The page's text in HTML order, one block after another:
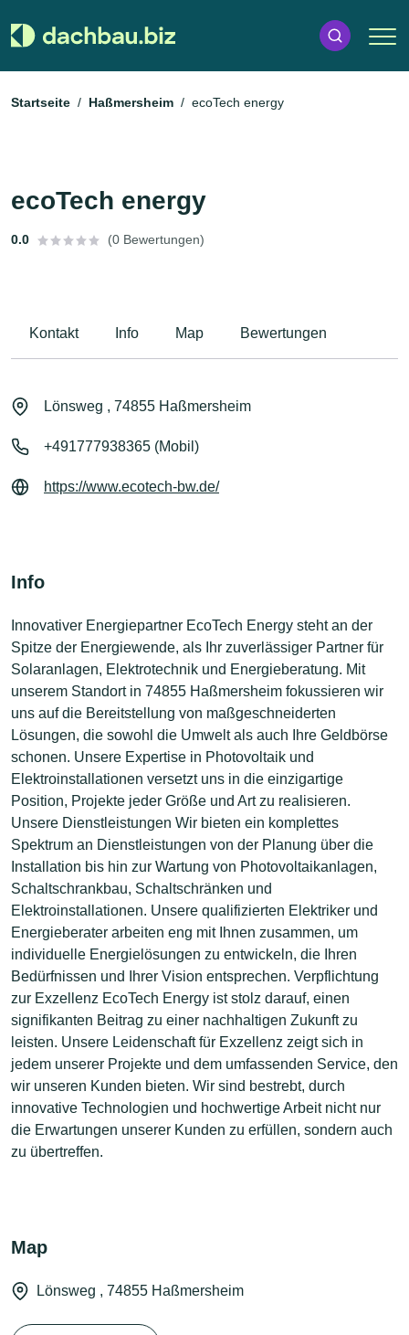
Startseite Haßmersheim ecoTech energy
ecoTech energy
0.0 (0 Bewertungen)
Kontakt Info Map Bewertungen
Lönsweg , 74855 Haßmersheim
+491777938365 (Mobil)
https://www.ecotech-bw.de/
Info
Innovativer Energiepartner EcoTech Energy steht an der
Spitze der Energiewende, als Ihr zuverlässiger Partner für
Solaranlagen, Elektrotechnik und Energieberatung. Mit
unserem Standort in 74855 Haßmersheim fokussieren wir
uns auf die Bereitstellung von maßgeschneiderten
Lösungen, die sowohl die Umwelt als auch Ihre Geldbörse
schonen. Unsere Expertise in Photovoltaik und
Elektroinstallationen versetzt uns in die einzigartige
Position, Projekte jeder Größe und Art zu realisieren.
Unsere Dienstleistungen Wir bieten ein komplettes
Spektrum an Dienstleistungen von der Planung über die
Installation bis hin zur Wartung von Photovoltaikanlagen,
Schaltschrankbau, Schaltschränken und
Elektroinstallationen. Unsere qualifizierten Elektriker und
Energieberater arbeiten eng mit Ihnen zusammen, um
individuelle Energielösungen zu entwickeln, die Ihren
Bedürfnissen und Ihrer Vision entsprechen. Verpflichtung
zur Exzellenz EcoTech Energy ist stolz darauf, einen
signifikanten Beitrag zu einer nachhaltigen Zukunft zu
leisten. Unsere Leidenschaft für Exzellenz zeigt sich in
jedem unserer Projekte und dem umfassenden Service, den
wir unseren Kunden bieten. Wir sind bestrebt, durch
innovative Technologien und hochwertige Arbeit nicht nur
die Erwartungen unserer Kunden zu erfüllen, sondern auch
zu übertreffen.
Map
Lönsweg , 74855 Haßmersheim